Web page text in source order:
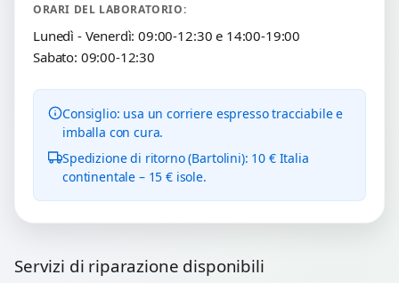
ORARI DEL LABORATORIO:
Lunedì - Venerdì: 09:00-12:30 e 14:00-19:00
Sabato: 09:00-12:30
Consiglio: usa un corriere espresso tracciabile e
imballa con cura.
Spedizione di ritorno (Bartolini): 10 € Italia
continentale – 15 € isole.
Servizi di riparazione disponibili